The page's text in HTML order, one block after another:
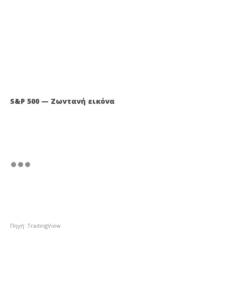
S&P 500 — Ζωντανή εικόνα
Πηγή: TradingView